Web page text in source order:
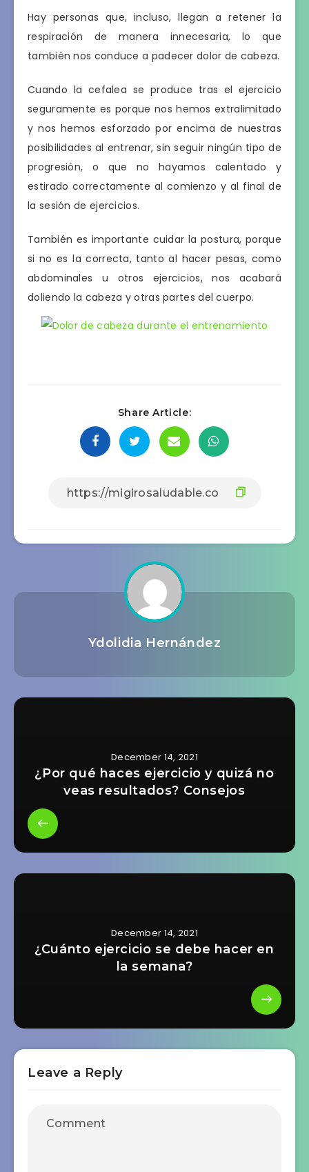
Hay personas que, incluso, llegan a retener la
respiración de manera innecesaria, lo que
también nos conduce a padecer dolor de cabeza.
Cuando la cefalea se produce tras el ejercicio
seguramente es porque nos hemos extralimitado
y nos hemos esforzado por encima de nuestras
posibilidades al entrenar, sin seguir ningún tipo de
progresión, o que no hayamos calentado y
estirado correctamente al comienzo y al final de
la sesión de ejercicios.
También es importante cuidar la postura, porque
si no es la correcta, tanto al hacer pesas, como
abdominales u otros ejercicios, nos acabará
doliendo la cabeza y otras partes del cuerpo.
Share Article:
Ydolidia Hernández
December 14, 2021
¿Por qué haces ejercicio y quizá no
veas resultados? Consejos
December 14, 2021
¿Cuánto ejercicio se debe hacer en
la semana?
Leave a Reply